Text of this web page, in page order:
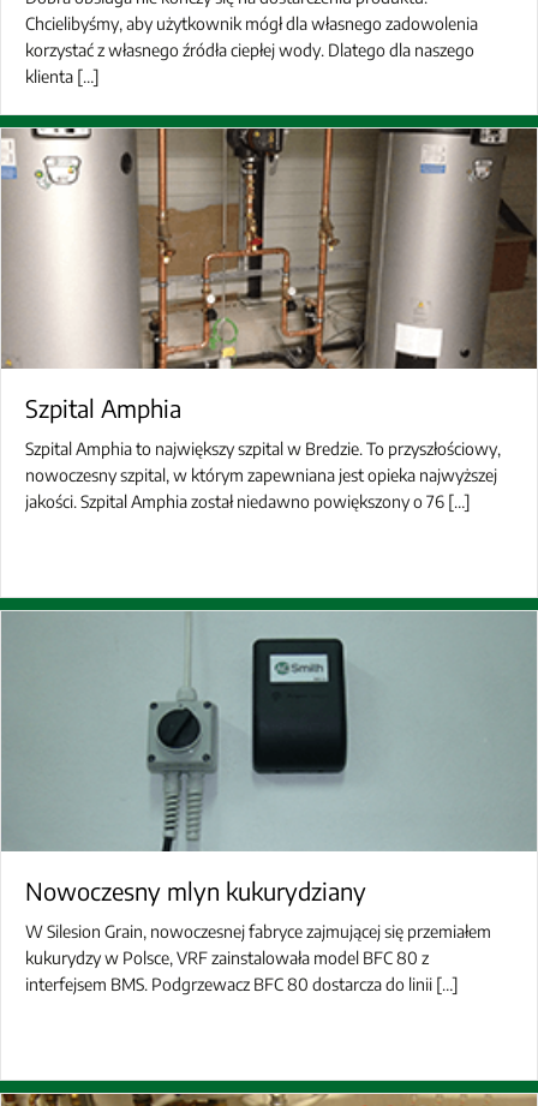
Chcielibyśmy, aby użytkownik mógł dla własnego zadowolenia
korzystać z własnego źródła ciepłej wody. Dlatego dla naszego
klienta […]
Szpital Amphia
Szpital Amphia to największy szpital w Bredzie. To przyszłościowy,
nowoczesny szpital, w którym zapewniana jest opieka najwyższej
jakości. Szpital Amphia został niedawno powiększony o 76 […]
Nowoczesny mlyn kukurydziany
W Silesion Grain, nowoczesnej fabryce zajmującej się przemiałem
kukurydzy w Polsce, VRF zainstalowała model BFC 80 z
interfejsem BMS. Podgrzewacz BFC 80 dostarcza do linii […]